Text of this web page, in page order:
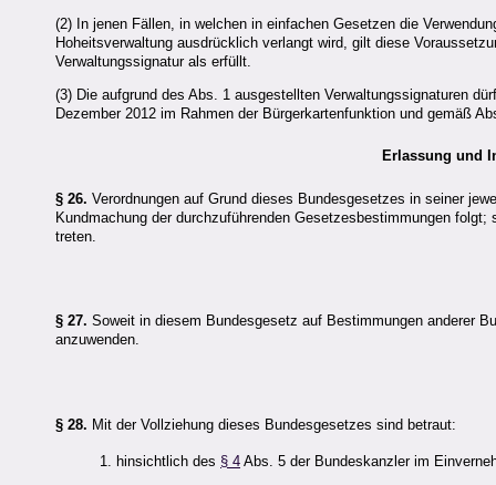
(2) In jenen Fällen, in welchen in einfachen Gesetzen die
Hoheitsverwaltung ausdrücklich verlangt wird, gilt diese
Verwaltungssignatur als erfüllt.
(3) Die aufgrund des Abs. 1 ausgestellten Verwaltungssignaturen
Dezember 2012 im Rahmen der Bürgerkartenfunktion und gemäß
Erlassung und
§ 26. Verordnungen auf Grund dieses Bundesgesetzes in seiner
Kundmachung der durchzuführenden Gesetzesbestimmungen
treten.
§ 27. Soweit in diesem Bundesgesetz auf Bestimmungen anderer
anzuwenden.
§ 28. Mit der Vollziehung dieses Bundesgesetzes sind betraut:
1. hinsichtlich des § 4 Abs. 5 der Bundeskanzler im